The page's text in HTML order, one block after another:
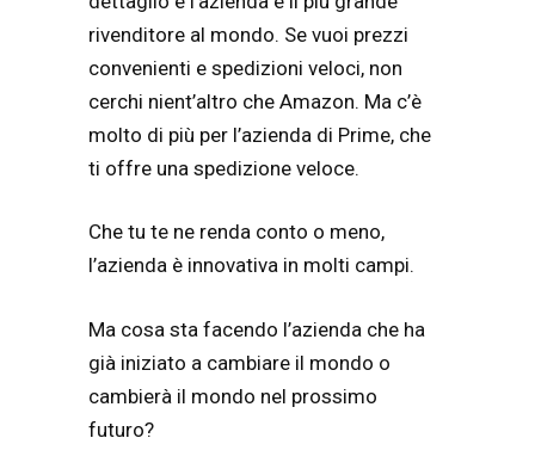
rivenditore al mondo. Se vuoi prezzi
convenienti e spedizioni veloci, non
cerchi nient’altro che Amazon. Ma c’è
molto di più per l’azienda di Prime, che
ti offre una spedizione veloce.
Che tu te ne renda conto o meno,
l’azienda è innovativa in molti campi.
Ma cosa sta facendo l’azienda che ha
già iniziato a cambiare il mondo o
cambierà il mondo nel prossimo
futuro?